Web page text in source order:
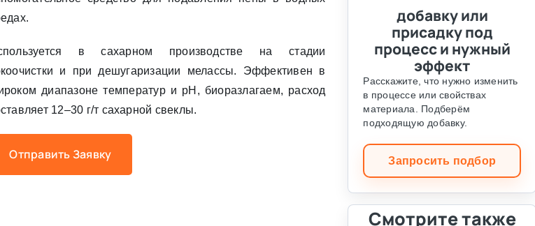
в сахарном производстве на стадии
и при дешугаризации мелассы. Эффективен в
диапазоне температур и pH, биоразлагаем, расход
12–30 г/т сахарной свеклы.
Отправить Заявку
добавку или
присадку под
процесс и нужный
эффект
Расскажите, что нужно изменить
в процессе или свойствах
материала. Подберём
подходящую добавку.
Запросить подбор
Смотрите также